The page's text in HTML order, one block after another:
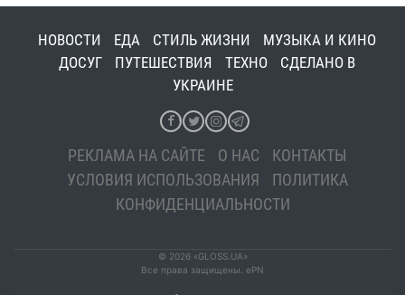
НОВОСТИ ЕДА СТИЛЬ ЖИЗНИ
МУЗЫКА И КИНО
ДОСУГ
ПУТЕШЕСТВИЯ ТЕХНО
СДЕЛАНО В
УКРАИНЕ
РЕКЛАМА НА САЙТЕ О НАС
КОНТАКТЫ
УСЛОВИЯ ИСПОЛЬЗОВАНИЯ
ПОЛИТИКА
КОНФИДЕНЦИАЛЬНОСТИ
© 2026 «GLOSS.UA»
Все права защищены. ePN